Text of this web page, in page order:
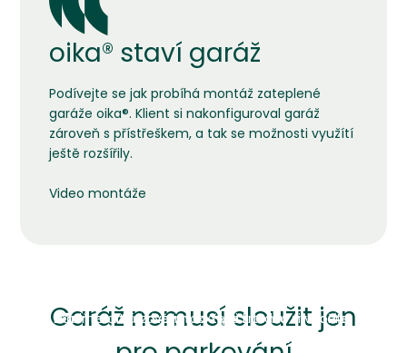
oika® staví garáž
Podívejte se jak probíhá montáž zateplené
garáže oika®. Klient si nakonfiguroval garáž
zároveň s přístřeškem, a tak se možnosti využítí
ještě rozšířily.
Video montáže
Garáž nemusí sloužit jen
navrhnout rozměry tak, že si snadno vytvoříte
prostor pro malou dílnu. Prostor můžete rozdělit
Doplňte garáž dveřmi, okny a k tomu si vyberte
barvy, aby garáž pasovala k okolí. Moderní a čistý